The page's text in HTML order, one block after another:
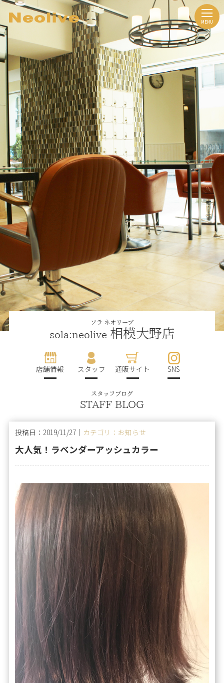
ソラ ネオリーブ
sola:neolive 相模大野店
店舗情報 スタッフ 通販サイト SNS
スタッフブログ
STAFF BLOG
投稿日：2019/11/27｜ カテゴリ：お知らせ
大人気！ラベンダーアッシュカラー